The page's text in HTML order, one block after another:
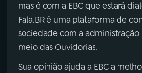
mas é com a EBC que estará
Fala.BR é uma plataforma de
sociedade com a
meio das Ouvidorias.
Sua opinião ajuda a EBC a